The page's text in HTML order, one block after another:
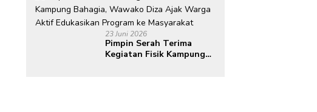
Donor Darah Sedunia ke-
80 Tahun 2026
23 Juni 2026
Pimpin Serah Terima
Kegiatan Fisik Kampung